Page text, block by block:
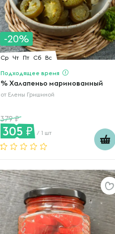
-20%
Ср Чт Пт Сб Вс
Подходящее время
% Халапеньо маринованный
от Елены Гришиной
379
305 / 1 шт